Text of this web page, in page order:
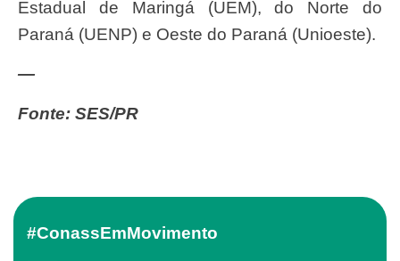
Estadual de Maringá (UEM), do Norte do
Paraná (UENP) e Oeste do Paraná (Unioeste).
—
Fonte: SES/PR
#ConassEmMovimento